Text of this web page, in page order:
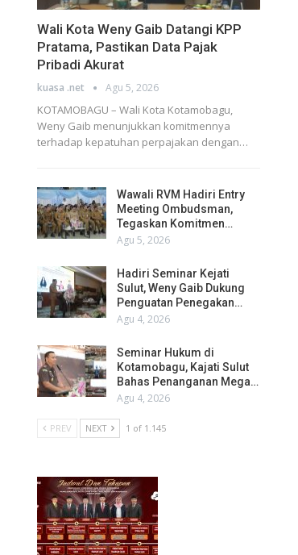
Wali Kota Weny Gaib Datangi KPP
Pratama, Pastikan Data Pajak
Pribadi Akurat
kuasa .net Agu 5, 2026
KOTAMOBAGU – Wali Kota Kotamobagu,
Weny Gaib menunjukkan komitmennya
terhadap kepatuhan perpajakan dengan…
Wawali RVM Hadiri Entry
Meeting Ombudsman,
Tegaskan Komitmen…
Agu 5, 2026
Hadiri Seminar Kejati
Sulut, Weny Gaib Dukung
Penguatan Penegakan…
Agu 4, 2026
Seminar Hukum di
Kotamobagu, Kajati Sulut
Bahas Penanganan Mega…
Agu 4, 2026
PREV NEXT 1 of 1.145